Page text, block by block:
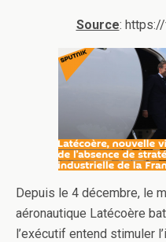
Source:
Depuis le 4 décembre, le
aéronautique Latécoère
l’exécutif entend stimuler